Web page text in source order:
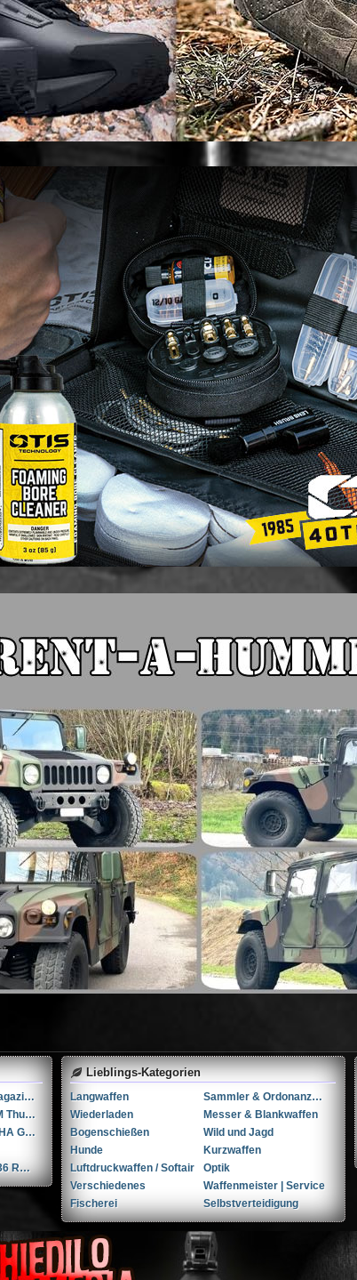
3 Stk. Glock 17 Magazine
338 LM Hülsen SM Thun / RUAG Thun
SIG 553 R VA mit HA Griffstück
Smith & Wesson 36 RB .38 Spl.
Lieblings-Kategorien
Langwaffen
Sammler & Ordonanzwaffen
Wiederladen
Messer & Blankwaffen
Bogenschießen
Wild und Jagd
Hunde
Kurzwaffen
Luftdruckwaffen / Softair
Optik
Verschiedenes
Waffenmeister | Service
Fischerei
Selbstverteidigung